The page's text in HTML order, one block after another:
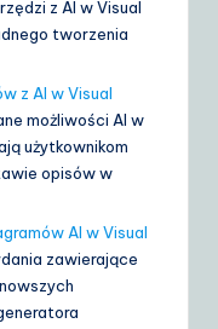
z AI w Visual
tworzenia
z AI w Visual
możliwości AI w
użytkownikom
opisów w
AI w Visual
zawierające